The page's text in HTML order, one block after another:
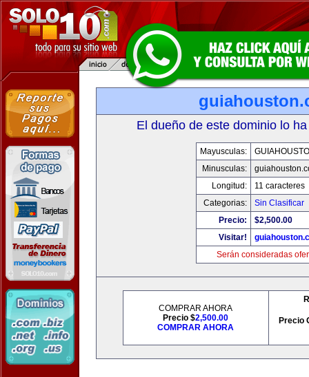
El dueño de este dominio lo
Mayusculas:
Minusculas:
Longitud:
11 caracteres
Categorias:
Sin Clasificar
Precio:
$2,500.00
Visitar!
Serán consideradas
COMPRAR AHORA
Precio $2,500.00
COMPRAR AHORA
Precio